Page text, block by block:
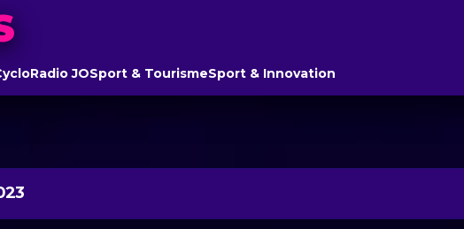
Radio JOSport & TourismeSport & Innovation